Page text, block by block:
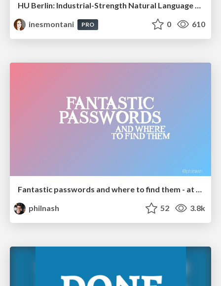
HU Berlin: Industrial-Strength Natural Language Processing with spaCy and Prodigy
inesmontani
PRO 0 610
philnash
52 3.8k